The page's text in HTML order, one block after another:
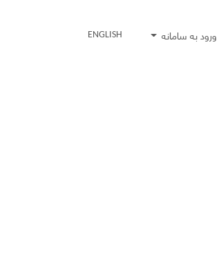
ورود به سامانه ENGLISH